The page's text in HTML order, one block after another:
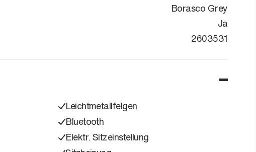
Borasco Grey
Ja
2603531
Leichtmetallfelgen
Bluetooth
Elektr. Sitzeinstellung